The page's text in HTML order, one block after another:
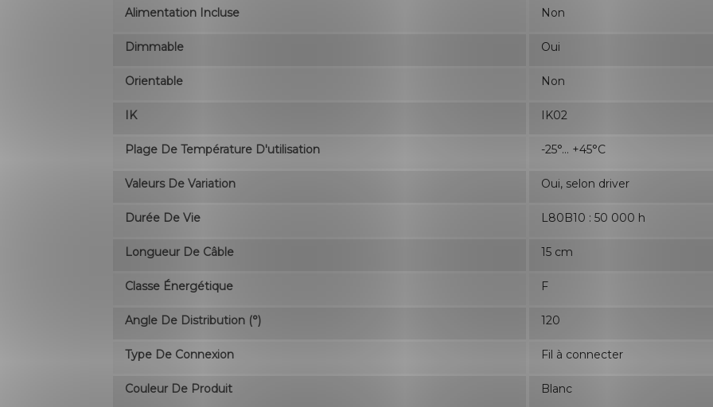
Alimentation Incluse Non
Dimmable Oui
Orientable Non
IK IK02
Plage De Température D'utilisation -25°... +45°C
Valeurs De Variation Oui, selon driver
Durée De Vie L80B10 : 50 000 h
Longueur De Câble 15 cm
Classe Énergétique F
Angle De Distribution (°) 120
Type De Connexion Fil à connecter
Couleur De Produit Blanc